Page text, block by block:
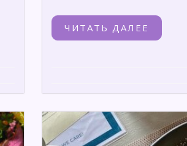
ЧИТАТЬ ДАЛЕЕ